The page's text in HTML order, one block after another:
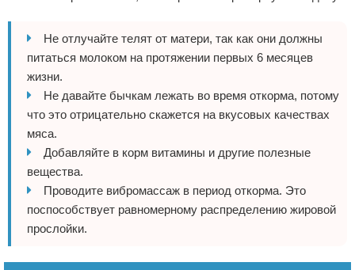
Не отлучайте телят от матери, так как они должны
питаться молоком на протяжении первых 6 месяцев
жизни.
Не давайте бычкам лежать во время откорма, потому
что это отрицательно скажется на вкусовых качествах
мяса.
Добавляйте в корм витамины и другие полезные
вещества.
Проводите вибромассаж в период откорма. Это
поспособствует равномерному распределению жировой
прослойки.